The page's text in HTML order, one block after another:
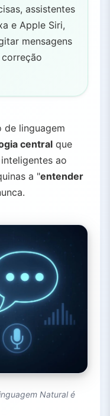
assistentes
e Apple Siri,
mensagens
de linguagem
central que
ao
a "entender
Natural é